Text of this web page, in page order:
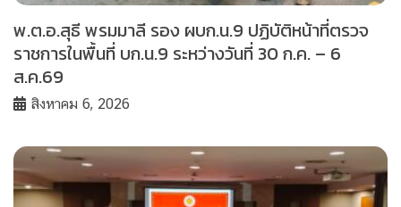
พ.ต.อ.สุธี พรมมาลี รอง ผบก.น.9 ปฏิบัติหน้าที่ตรวจ
ราชการในพื้นที่ บก.น.9 ระหว่างวันที่ 30 ก.ค. – 6
ส.ค.69
สิงหาคม 6, 2026